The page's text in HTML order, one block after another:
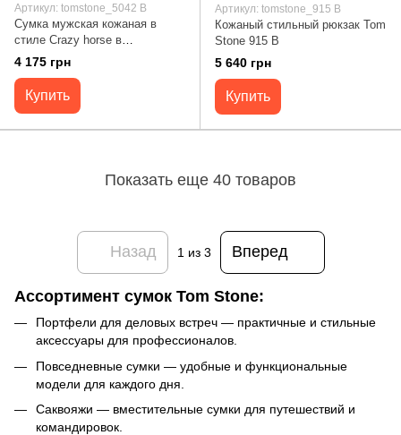
Артикул: tomstone_5042 В
Сумка мужская кожаная в
стиле Crazy horse в
горизонтальном формате Tom
Stone 5042 В
4 175 грн
Купить
Артикул: tomstone_915 B
Кожаный стильный рюкзак Tom
Stone 915 B
5 640 грн
Купить
Показать еще 40 товаров
Назад 1 из 3 Вперед
Ассортимент сумок Tom Stone:
Портфели для деловых встреч — практичные и стильные
аксессуары для профессионалов.
Повседневные сумки — удобные и функциональные
модели для каждого дня.
Саквояжи — вместительные сумки для путешествий и
командировок.